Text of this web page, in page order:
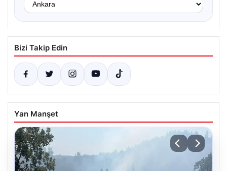
Bizi Takip Edin
Yan Manşet